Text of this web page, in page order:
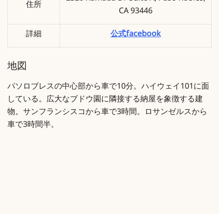
住所
CA 93446
詳細
公式facebook
地図
パソロブレスの中心部から車で10分。ハイウェイ101に面
している。広大なブドウ園に隣接する納屋を象徴する建
物。サンフランシスコから車で3時間。ロサンゼルスから
車で3時間半。